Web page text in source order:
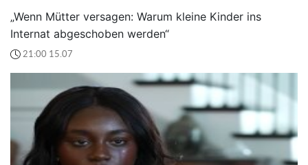
„Wenn Mütter versagen: Warum kleine Kinder ins
Internat abgeschoben werden“
21:00 15.07